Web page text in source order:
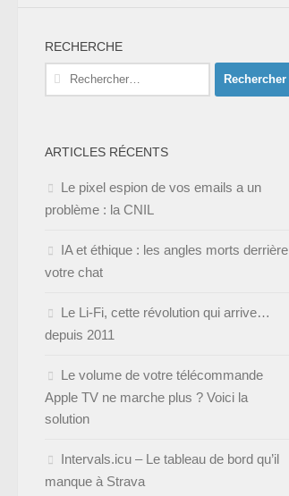
RECHERCHE
Rechercher :
ARTICLES RÉCENTS
Le pixel espion de vos emails a un
problème : la CNIL
IA et éthique : les angles morts derrière
votre chat
Le Li-Fi, cette révolution qui arrive…
depuis 2011
Le volume de votre télécommande
Apple TV ne marche plus ? Voici la
solution
Intervals.icu – Le tableau de bord qu’il
manque à Strava